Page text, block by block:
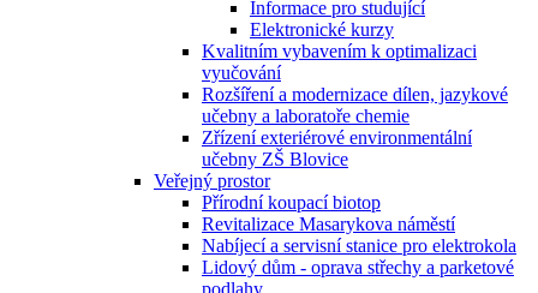
Informace pro studující
Elektronické kurzy
Kvalitním vybavením k optimalizaci
vyučování
Rozšíření a modernizace dílen, jazykové
učebny a laboratoře chemie
Zřízení exteriérové environmentální
učebny ZŠ Blovice
Veřejný prostor
Přírodní koupací biotop
Revitalizace Masarykova náměstí
Nabíjecí a servisní stanice pro elektrokola
Lidový dům - oprava střechy a parketové
podlahy